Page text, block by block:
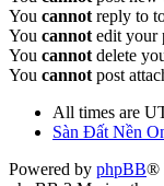
You cannot reply to
You cannot edit your
You cannot delete
You cannot post
All times are
Sàn Đất Nền
Powered by phpBB®